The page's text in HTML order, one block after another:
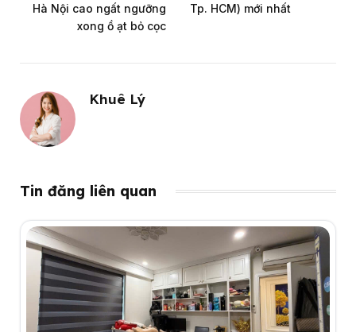
Hà Nội cao ngất ngưỡng
xong ồ ạt bỏ cọc
Tp. HCM) mới nhất
Khuê Lý
Tin đăng liên quan